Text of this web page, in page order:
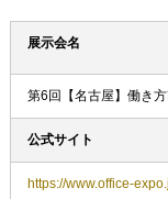
展示会名
第6回【名古屋】働き
公式サイト
https://www.office-